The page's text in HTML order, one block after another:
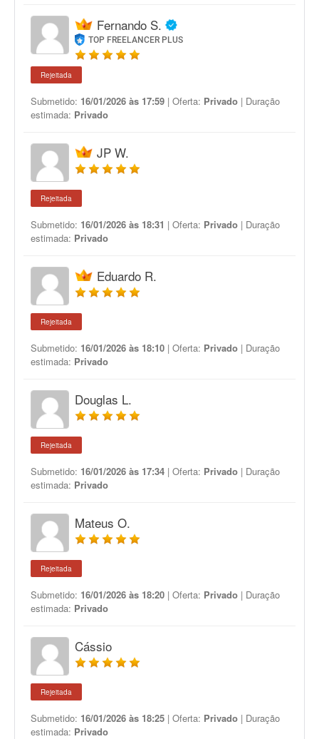
Fernando S.
TOP FREELANCER PLUS
Rejeitada
Submetido: 16/01/2026 às 17:59 | Oferta: Privado | Duração
estimada: Privado
JP W.
Rejeitada
Submetido: 16/01/2026 às 18:31 | Oferta: Privado | Duração
estimada: Privado
Eduardo R.
Rejeitada
Submetido: 16/01/2026 às 18:10 | Oferta: Privado | Duração
estimada: Privado
Douglas L.
Rejeitada
Submetido: 16/01/2026 às 17:34 | Oferta: Privado | Duração
estimada: Privado
Mateus O.
Rejeitada
Submetido: 16/01/2026 às 18:20 | Oferta: Privado | Duração
estimada: Privado
Cássio
Rejeitada
Submetido: 16/01/2026 às 18:25 | Oferta: Privado | Duração
estimada: Privado